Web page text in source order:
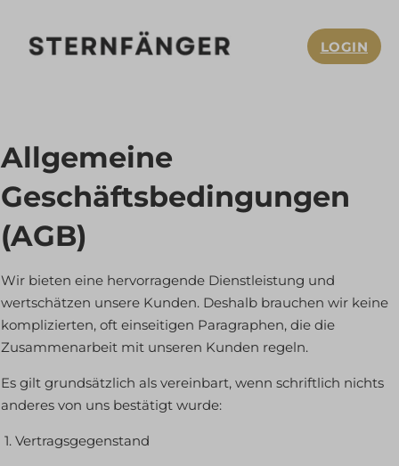
LOGIN
Allgemeine
Geschäftsbedingungen
(AGB)
Wir bieten eine hervorragende Dienstleistung und
wertschätzen unsere Kunden. Deshalb brauchen wir keine
komplizierten, oft einseitigen Paragraphen, die die
Zusammenarbeit mit unseren Kunden regeln.
Es gilt grundsätzlich als vereinbart, wenn schriftlich nichts
anderes von uns bestätigt wurde:
1. Vertragsgegenstand